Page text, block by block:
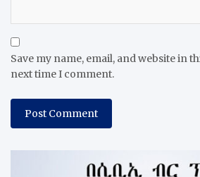
Save my name, email, and website in
next time I comment.